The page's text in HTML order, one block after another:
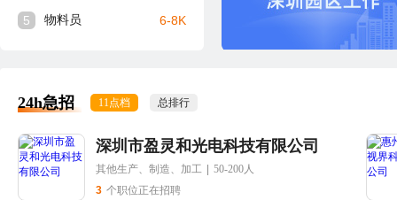
5 物料员 6-8K
24h急招 11点档 总排行
深圳市盈灵和光电科技有限公司
其他生产、制造、加工
50-200人
3 个职位正在招聘